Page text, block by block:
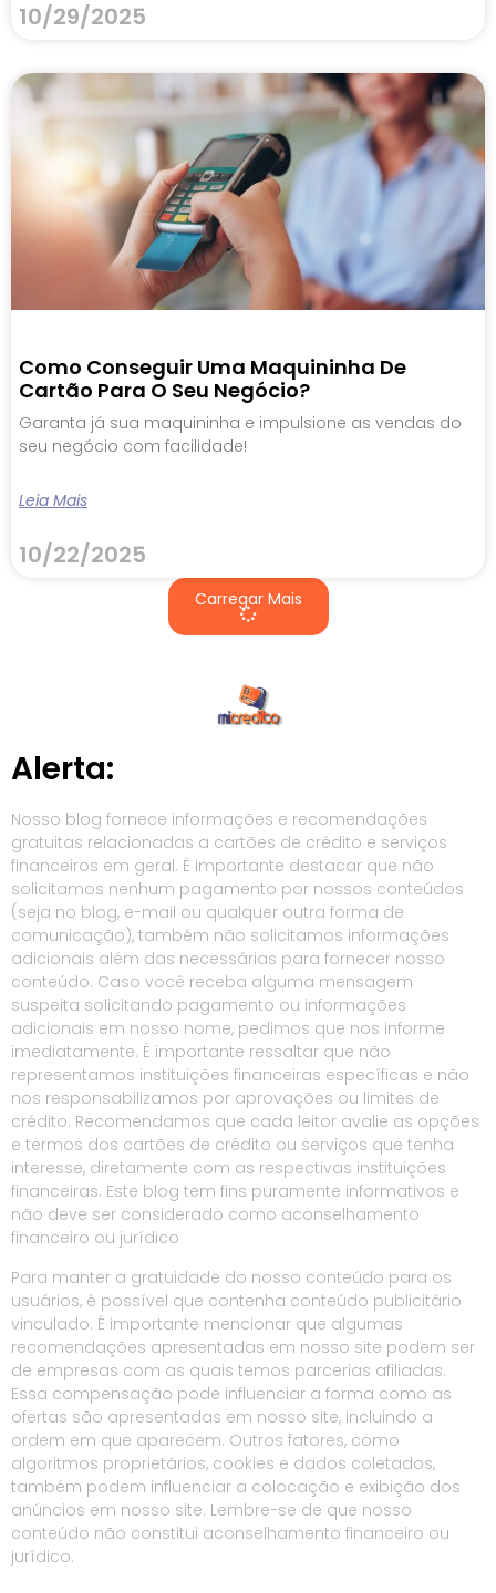
10/29/2025
Como Conseguir Uma Maquininha De
Cartão Para O Seu Negócio?
Garanta já sua maquininha e impulsione as vendas do
seu negócio com facilidade!
Leia Mais
10/22/2025
Carregar Mais
Alerta:
Nosso blog fornece informações e recomendações
gratuitas relacionadas a cartões de crédito e serviços
financeiros em geral. É importante destacar que não
solicitamos nenhum pagamento por nossos conteúdos
(seja no blog, e-mail ou qualquer outra forma de
comunicação), também não solicitamos informações
adicionais além das necessárias para fornecer nosso
conteúdo. Caso você receba alguma mensagem
suspeita solicitando pagamento ou informações
adicionais em nosso nome, pedimos que nos informe
imediatamente. É importante ressaltar que não
representamos instituições financeiras específicas e não
nos responsabilizamos por aprovações ou limites de
crédito. Recomendamos que cada leitor avalie as opções
e termos dos cartões de crédito ou serviços que tenha
interesse, diretamente com as respectivas instituições
financeiras. Este blog tem fins puramente informativos e
não deve ser considerado como aconselhamento
financeiro ou jurídico
Para manter a gratuidade do nosso conteúdo para os
usuários, é possível que contenha conteúdo publicitário
vinculado. É importante mencionar que algumas
recomendações apresentadas em nosso site podem ser
de empresas com as quais temos parcerias afiliadas.
Essa compensação pode influenciar a forma como as
ofertas são apresentadas em nosso site, incluindo a
ordem em que aparecem. Outros fatores, como
algoritmos proprietários, cookies e dados coletados,
também podem influenciar a colocação e exibição dos
anúncios em nosso site. Lembre-se de que nosso
conteúdo não constitui aconselhamento financeiro ou
jurídico.